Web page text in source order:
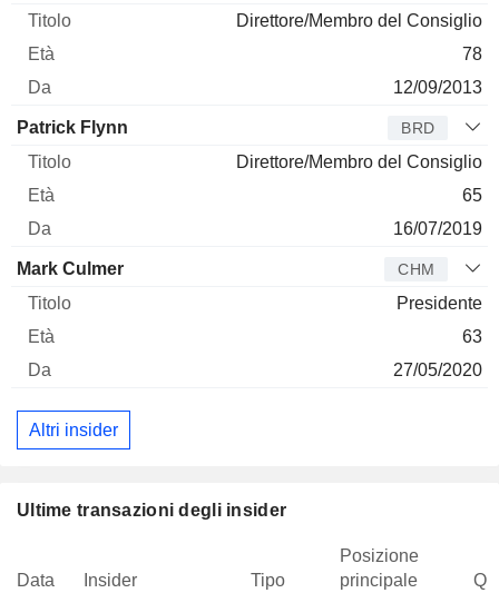
Direttore/Membro del Consiglio
78
12/09/2013
Patrick Flynn BRD
Direttore/Membro del Consiglio
65
16/07/2019
Mark Culmer CHM
Presidente
63
27/05/2020
Altri insider
Ultime transazioni degli insider
Data Insider Tipo
Posizione
principale